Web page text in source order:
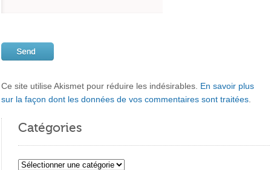
Ce site utilise Akismet pour réduire les indésirables. En savoir plus
sur la façon dont les données de vos commentaires sont traitées.
Catégories
Catégories